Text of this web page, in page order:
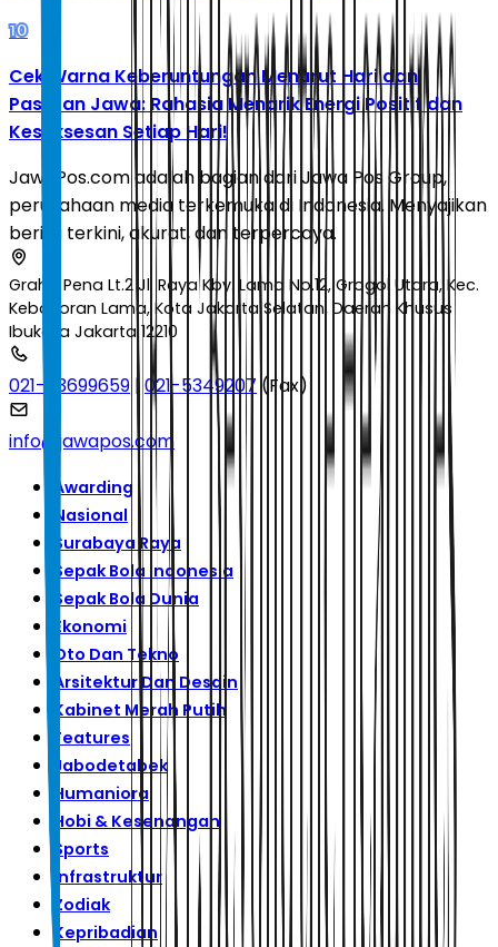
10
Cek Warna Keberuntungan Menurut Hari dan
Pasaran Jawa: Rahasia Menarik Energi Positif dan
Kesuksesan Setiap Hari!
JawaPos.com adalah bagian dari Jawa Pos Group,
perusahaan media terkemuka di Indonesia. Menyajikan
berita terkini, akurat, dan terpercaya.
Graha Pena Lt.2 Jl. Raya Kby. Lama No.12, Grogol Utara, Kec.
Kebayoran Lama, Kota Jakarta Selatan, Daerah Khusus
Ibukota Jakarta 12210
021-53699659 |021-5349207 (Fax)
info@jawapos.com
Awarding
Nasional
Surabaya Raya
Sepak Bola Indonesia
Sepak Bola Dunia
Ekonomi
Oto Dan Tekno
Arsitektur Dan Desain
Kabinet Merah Putih
Features
Jabodetabek
Humaniora
Hobi & Kesenangan
Sports
Infrastruktur
Zodiak
Kepribadian